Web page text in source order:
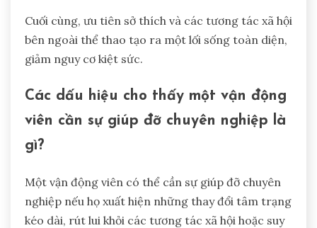
Cuối cùng, ưu tiên sở thích và các tương tác xã hội
bên ngoài thể thao tạo ra một lối sống toàn diện,
giảm nguy cơ kiệt sức.
Các dấu hiệu cho thấy một vận động
viên cần sự giúp đỡ chuyên nghiệp là
gì?
Một vận động viên có thể cần sự giúp đỡ chuyên
nghiệp nếu họ xuất hiện những thay đổi tâm trạng
kéo dài, rút lui khỏi các tương tác xã hội hoặc suy